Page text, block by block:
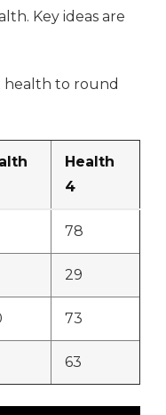
Key ideas are
to round
Health
4
78
29
73
63